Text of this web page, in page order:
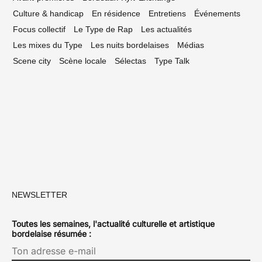
Culture & handicap
En résidence Entretiens
Événements
Focus collectif
Le Type de Rap
Les actualités
Les mixes du Type
Les nuits bordelaises
Médias
Scene city
Scène locale Sélectas Type Talk
NEWSLETTER
Toutes les semaines, l'actualité culturelle et artistique
bordelaise résumée :